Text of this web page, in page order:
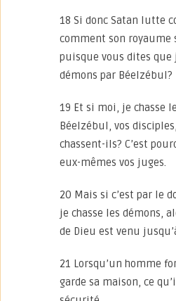
18 Si donc Satan lutte
comment son
puisque vous dites que
démons par Béelzébul?
19 Et si moi, je chasse
Béelzébul, vos
chassent-ils? C’est
eux-mêmes vos juges.
20 Mais si c’est par le
je chasse les démons,
de Dieu est venu
21 Lorsqu’un homme
garde sa maison, ce